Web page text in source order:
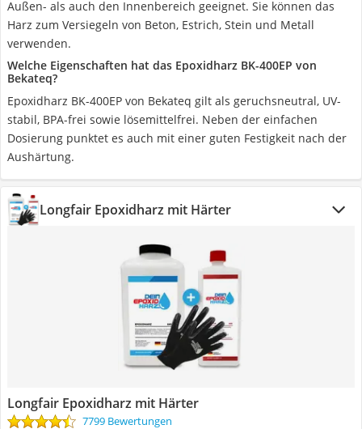
Außen- als auch den Innenbereich geeignet. Sie können das
Harz zum Versiegeln von Beton, Estrich, Stein und Metall
verwenden.
Welche Eigenschaften hat das Epoxidharz BK-400EP von
Bekateq?
Epoxidharz BK-400EP von Bekateq gilt als geruchsneutral, UV-
stabil, BPA-frei sowie lösemittelfrei. Neben der einfachen
Dosierung punktet es auch mit einer guten Festigkeit nach der
Aushärtung.
Longfair Epoxidharz mit Härter
Longfair Epoxidharz mit Härter
7799 Bewertungen